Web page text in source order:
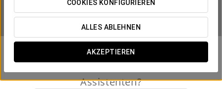
COOKIES KONFIGURIEREN
ALLES ABLEHNEN
AKZEPTIEREN
WANN MÖCHTEN SIE REISEN?
 
Assistenten?